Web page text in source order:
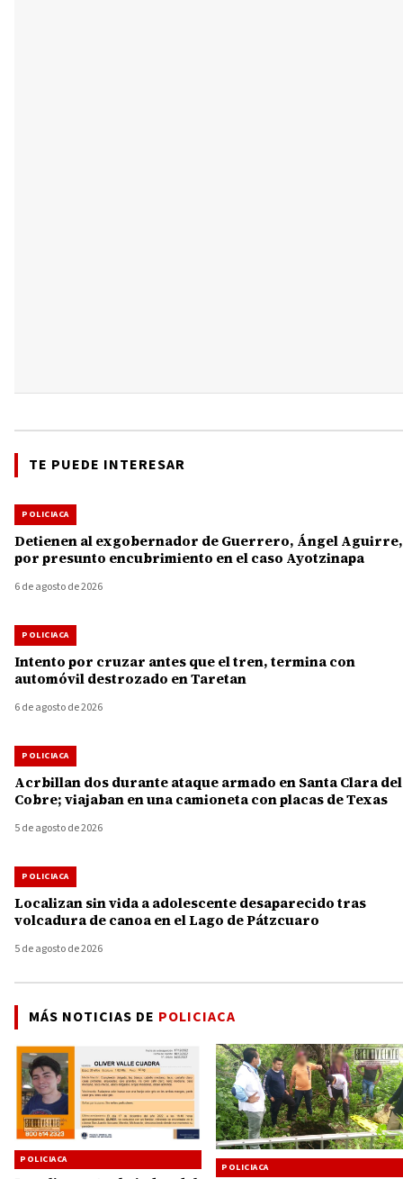
TE PUEDE INTERESAR
POLICIACA
Detienen al exgobernador de Guerrero, Ángel Aguirre,
por presunto encubrimiento en el caso Ayotzinapa
6 de agosto de 2026
POLICIACA
Intento por cruzar antes que el tren, termina con
automóvil destrozado en Taretan
6 de agosto de 2026
POLICIACA
Acrbillan dos durante ataque armado en Santa Clara del
Cobre; viajaban en una camioneta con placas de Texas
5 de agosto de 2026
POLICIACA
Localizan sin vida a adolescente desaparecido tras
volcadura de canoa en el Lago de Pátzcuaro
5 de agosto de 2026
MÁS NOTICIAS DE POLICIACA
POLICIACA
POLICIACA